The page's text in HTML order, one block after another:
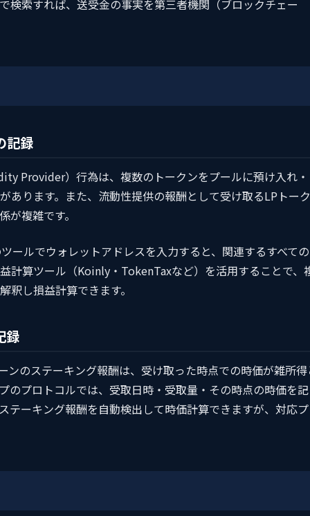
検索すれば、送受金の事実を第三者機関（ブロックチェー
記録
Provider）行為は、複数のトークンをプールに預け入れ・
あります。また、流動性提供の報酬として受け取るLPトーク
複雑です。
ールでウォレットアドレスを入力すると、関連するすべての
計算ツール（Koinly・TokenTaxなど）を活用することで、
し損益計算できます。
録
ンのステーキング報酬は、受け取った時点での時価が雑所
のプロトコルでは、受取日時・受取量・その時点の時価を記
テーキング報酬を自動検出して時価計算できますが、対応プ